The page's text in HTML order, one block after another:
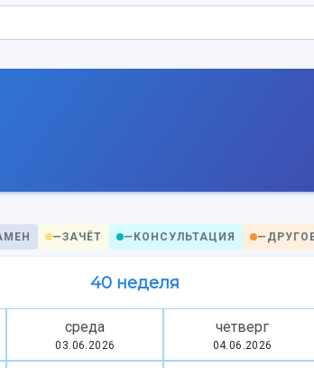
—ЗАЧЁТ — КОНСУЛЬТАЦИЯ —
40 неделя
среда
03.06.2026
четверг
04.06.2026